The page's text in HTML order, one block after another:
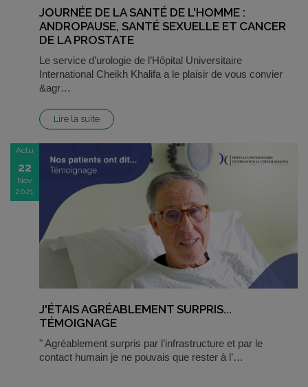
JOURNÉE DE LA SANTÉ DE L'HOMME :
ANDROPAUSE, SANTÉ SEXUELLE ET CANCER
DE LA PROSTATE
Le service d’urologie de l’Hôpital Universitaire
International Cheikh Khalifa a le plaisir de vous convier
&agr…
Lire la suite
Actu
22
Nov
2021
J'ÉTAIS AGRÉABLEMENT SURPRIS...
TÉMOIGNAGE
" Agréablement surpris par l’infrastructure et par le
contact humain je ne pouvais que rester à l’…